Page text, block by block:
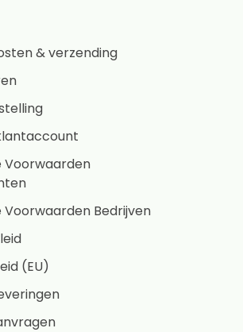
& verzending
Voorwaarden
Bedrijven
(EU)